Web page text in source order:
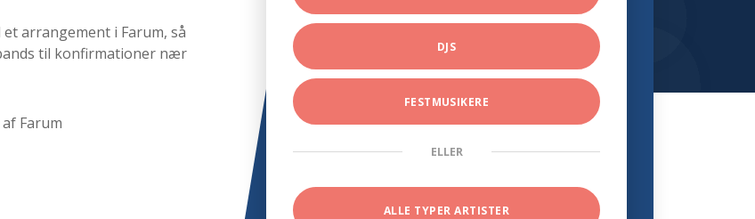
arrangement i Farum, så
til konfirmationer nær
Farum
DJS
FESTMUSIKERE
ELLER
ALLE TYPER ARTISTER